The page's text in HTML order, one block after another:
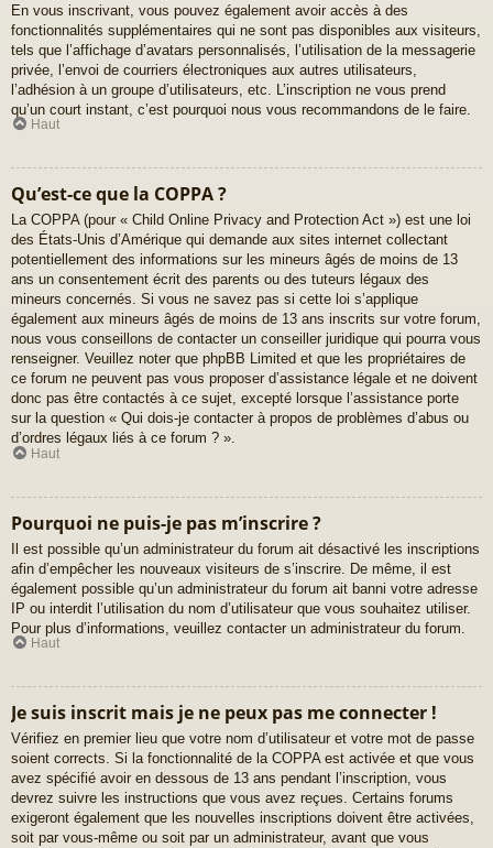
En vous inscrivant, vous pouvez également avoir accès à des
fonctionnalités supplémentaires qui ne sont pas disponibles aux visiteurs,
tels que l’affichage d’avatars personnalisés, l’utilisation de la messagerie
privée, l’envoi de courriers électroniques aux autres utilisateurs,
l’adhésion à un groupe d’utilisateurs, etc. L’inscription ne vous prend
qu’un court instant, c’est pourquoi nous vous recommandons de le faire.
Haut
Qu’est-ce que la COPPA ?
La COPPA (pour « Child Online Privacy and Protection Act ») est une loi
des États-Unis d’Amérique qui demande aux sites internet collectant
potentiellement des informations sur les mineurs âgés de moins de 13
ans un consentement écrit des parents ou des tuteurs légaux des
mineurs concernés. Si vous ne savez pas si cette loi s’applique
également aux mineurs âgés de moins de 13 ans inscrits sur votre forum,
nous vous conseillons de contacter un conseiller juridique qui pourra vous
renseigner. Veuillez noter que phpBB Limited et que les propriétaires de
ce forum ne peuvent pas vous proposer d’assistance légale et ne doivent
donc pas être contactés à ce sujet, excepté lorsque l’assistance porte
sur la question « Qui dois-je contacter à propos de problèmes d’abus ou
d’ordres légaux liés à ce forum ? ».
Haut
Pourquoi ne puis-je pas m’inscrire ?
Il est possible qu’un administrateur du forum ait désactivé les inscriptions
afin d’empêcher les nouveaux visiteurs de s’inscrire. De même, il est
également possible qu’un administrateur du forum ait banni votre adresse
IP ou interdit l’utilisation du nom d’utilisateur que vous souhaitez utiliser.
Pour plus d’informations, veuillez contacter un administrateur du forum.
Haut
Je suis inscrit mais je ne peux pas me connecter !
Vérifiez en premier lieu que votre nom d’utilisateur et votre mot de passe
soient corrects. Si la fonctionnalité de la COPPA est activée et que vous
avez spécifié avoir en dessous de 13 ans pendant l’inscription, vous
devrez suivre les instructions que vous avez reçues. Certains forums
exigeront également que les nouvelles inscriptions doivent être activées,
soit par vous-même ou soit par un administrateur, avant que vous